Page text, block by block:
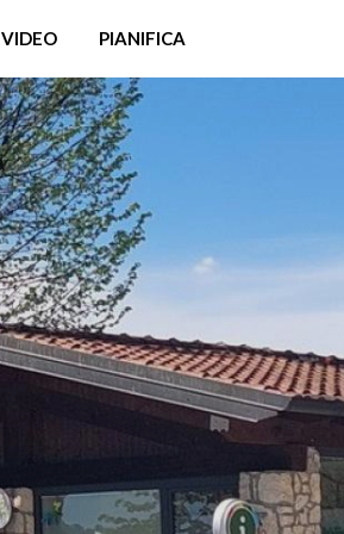
VIDEO PIANIFICA